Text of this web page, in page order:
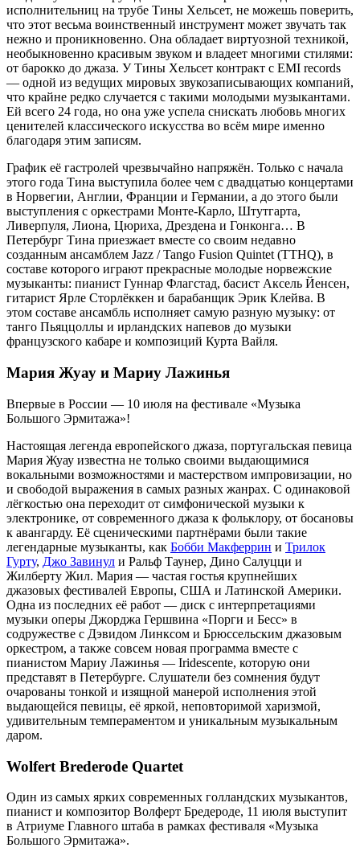
исполнительниц на трубе Тины Хельсет, не можешь поверить,
что этот весьма воинственный инструмент может звучать так
нежно и проникновенно. Она обладает виртуозной техникой,
необыкновенно красивым звуком и владеет многими стилями:
от барокко до джаза. У Тины Хельсет контракт с EMI records
— одной из ведущих мировых звукозаписывающих компаний,
что крайне редко случается с такими молодыми музыкантами.
Ей всего 24 года, но она уже успела снискать любовь многих
ценителей классического искусства во всём мире именно
благодаря этим записям.
График её гастролей чрезвычайно напряжён. Только с начала
этого года Тина выступила более чем с двадцатью концертами
в Норвегии, Англии, Франции и Германии, а до этого были
выступления с оркестрами Монте-Карло, Штутгарта,
Ливерпуля, Лиона, Цюриха, Дрездена и Гонконга… В
Петербург Тина приезжает вместе со своим недавно
созданным ансамблем Jazz / Tango Fusion Quintet (TTHQ), в
составе которого играют прекрасные молодые норвежские
музыканты: пианист Гуннар Флагстад, басист Аксель Йенсен,
гитарист Ярле Сторлёккен и барабанщик Эрик Клейва. В
этом составе ансамбль исполняет самую разную музыку: от
танго Пьяццоллы и ирландских напевов до музыки
французского кабаре и композиций Курта Вайля.
Мария Жуау и Мариу Лажинья
Впервые в России — 10 июля на фестивале «Музыка
Большого Эрмитажа»!
Настоящая легенда европейского джаза, португальская певица
Мария Жуау известна не только своими выдающимися
вокальными возможностями и мастерством импровизации, но
и свободой выражения в самых разных жанрах. С одинаковой
лёгкостью она переходит от симфонической музыки к
электронике, от современного джаза к фольклору, от босановы
к авангарду. Её сценическими партнёрами были такие
легендарные музыканты, как Бобби Макферрин и Трилок
Гурту, Джо Завинул и Ральф Таунер, Дино Салуцци и
Жилберту Жил. Мария — частая гостья крупнейших
джазовых фестивалей Европы, США и Латинской Америки.
Одна из последних её работ — диск с интерпретациями
музыки оперы Джорджа Гершвина «Порги и Бесс» в
содружестве с Дэвидом Линксом и Брюссельским джазовым
оркестром, а также совсем новая программа вместе с
пианистом Мариу Лажинья — Iridescente, которую они
представят в Петербурге. Слушатели без сомнения будут
очарованы тонкой и изящной манерой исполнения этой
выдающейся певицы, её яркой, неповторимой харизмой,
удивительным темпераментом и уникальным музыкальным
даром.
Wolfert Brederode Quartet
Один из самых ярких современных голландских музыкантов,
пианист и композитор Волферт Бредероде, 11 июля выступит
в Атриуме Главного штаба в рамках фестиваля «Музыка
Большого Эрмитажа».